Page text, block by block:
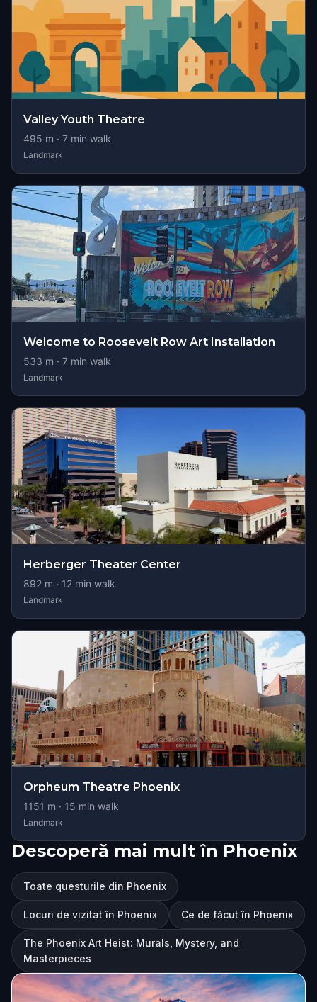
Valley Youth Theatre
495 m · 7 min walk
Landmark
Welcome to Roosevelt Row Art Installation
533 m · 7 min walk
Landmark
Herberger Theater Center
892 m · 12 min walk
Landmark
Orpheum Theatre Phoenix
1151 m · 15 min walk
Landmark
Descoperă mai mult în Phoenix
Toate questurile din Phoenix
Locuri de vizitat în Phoenix Ce de făcut în Phoenix
The Phoenix Art Heist: Murals, Mystery, and
Masterpieces